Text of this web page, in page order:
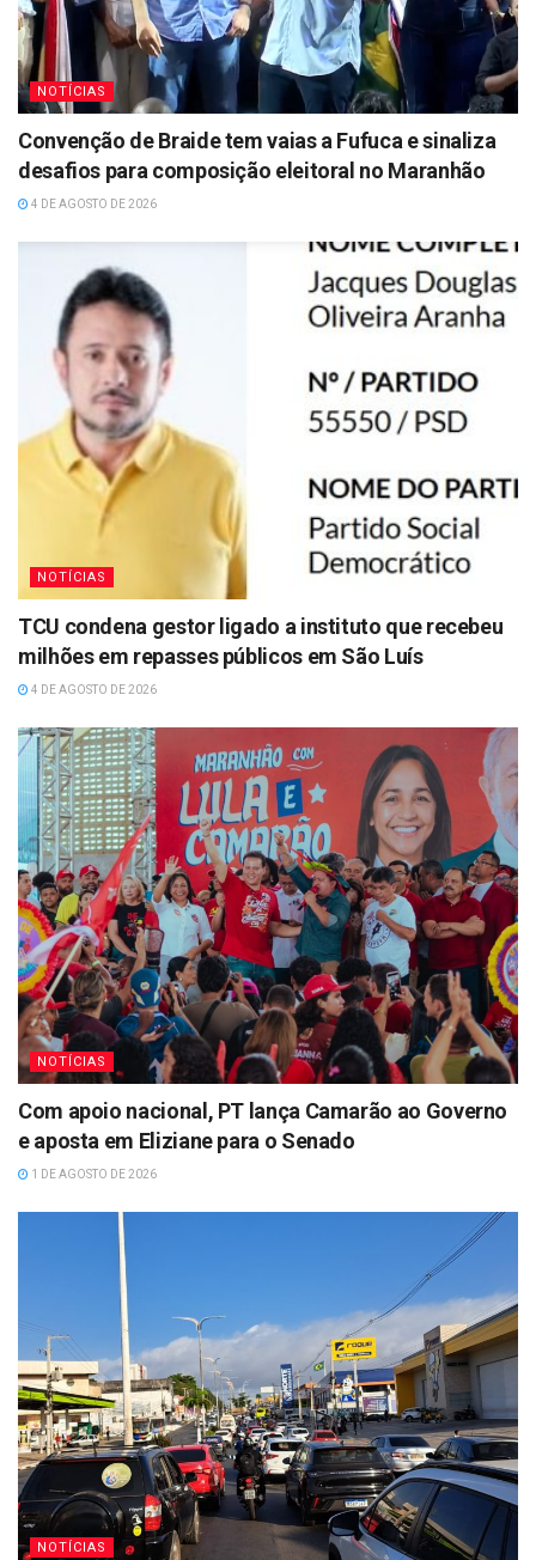
NOTÍCIAS
Convenção de Braide tem vaias a Fufuca e sinaliza
desafios para composição eleitoral no Maranhão
4 DE AGOSTO DE 2026
NOTÍCIAS
TCU condena gestor ligado a instituto que recebeu
milhões em repasses públicos em São Luís
4 DE AGOSTO DE 2026
NOTÍCIAS
Com apoio nacional, PT lança Camarão ao Governo
e aposta em Eliziane para o Senado
1 DE AGOSTO DE 2026
NOTÍCIAS